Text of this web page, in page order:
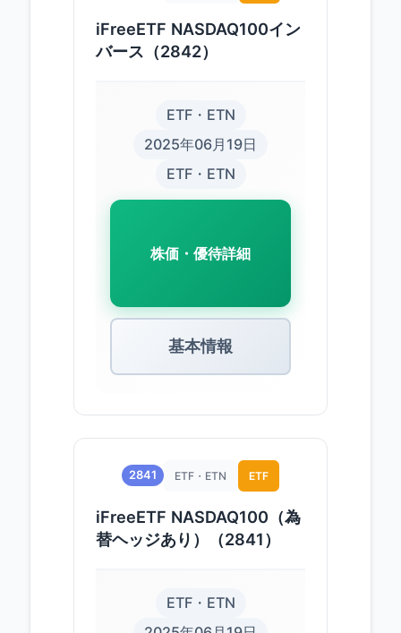
iFreeETF NASDAQ100イン
バース（2842）
ETF・ETN
2025年06月19日
ETF・ETN
株価・優待詳細
基本情報
2841 ETF・ETN ETF
iFreeETF NASDAQ100（為
替ヘッジあり）（2841）
ETF・ETN